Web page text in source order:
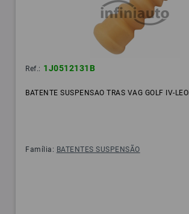
Ref.: 1J0512131B
BATENTE SUSPENSAO TRAS VAG GOLF IV-
Família: BATENTES SUSPENSÃO